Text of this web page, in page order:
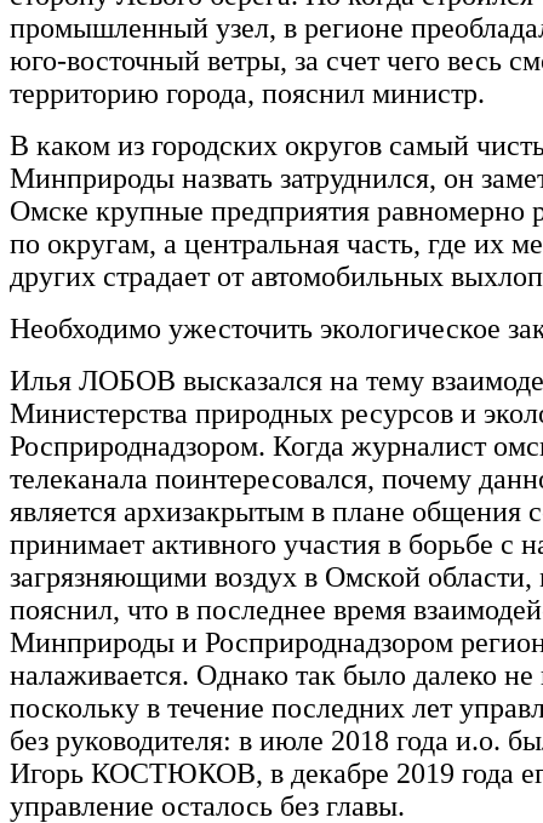
промышленный узел, в регионе
юго-восточный ветры, за счет чего весь
территорию города, пояснил министр.
В каком из городских округов самый
Минприроды назвать затруднился, он
Омске крупные предприятия равномерно
по округам, а центральная часть, где их
других страдает от автомобильных
Необходимо ужесточить экологическое
Илья ЛОБОВ высказался на тему
Министерства природных ресурсов и
Росприроднадзором. Когда журналист
телеканала поинтересовался, почему
является архизакрытым в плане
принимает активного участия в борьбе с
загрязняющими воздух в Омской области,
пояснил, что в последнее время
Минприроды и Росприроднадзором
налаживается. Однако так было далеко не
поскольку в течение последних лет
без руководителя: в июле 2018 года и.о.
Игорь КОСТЮКОВ, в декабре 2019 года
управление осталось без главы.